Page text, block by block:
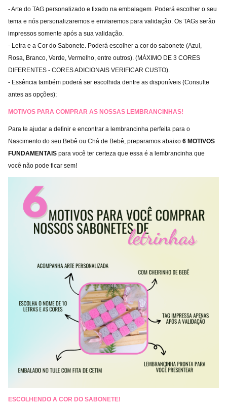
- Arte do TAG personalizado e fixado na embalagem. Poderá escolher o seu
tema e nós personalizaremos e enviaremos para validação. Os TAGs serão
impressos somente após a sua validação.
- Letra e a Cor do Sabonete. Poderá escolher a cor do sabonete (Azul,
Rosa, Branco, Verde, Vermelho, entre outros). (MÁXIMO DE 3 CORES
DIFERENTES - CORES ADICIONAIS VERIFICAR CUSTO).
- Essência também poderá ser escolhida dentre as disponíveis (Consulte
antes as opções);
MOTIVOS PARA COMPRAR AS NOSSAS LEMBRANCINHAS!
Para te ajudar a definir e encontrar a lembrancinha perfeita para o
Nascimento do seu Bebê ou Chá de Bebê, preparamos abaixo 6 MOTIVOS
FUNDAMENTAIS para você ter certeza que essa é a lembrancinha que
você não pode ficar sem!
ESCOLHENDO A COR DO SABONETE!